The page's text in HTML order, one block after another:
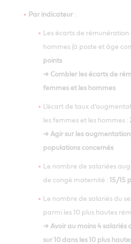
Par indicateur :
Les écarts de
hommes (à poste et âge
points
➔ Combler les écarts de
femmes et les hommes
L’écart de taux
les femmes et les hommes :
➔ Agir sur les
populations concernés
Le nombre de salariées
de congé maternité :
15/15
Le nombre de salariés du
parmi les 10 plus hautes
➔ Avoir au moins 4 salariés
sur 10 dans les 10 plus